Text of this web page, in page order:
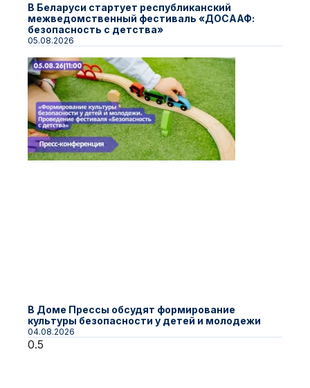
В Беларуси стартует республиканский
межведомственный фестиваль «ДОСААФ:
безопасность с детства»
05.08.2026
В Доме Прессы обсудят формирование
культуры безопасности у детей и молодежи
04.08.2026